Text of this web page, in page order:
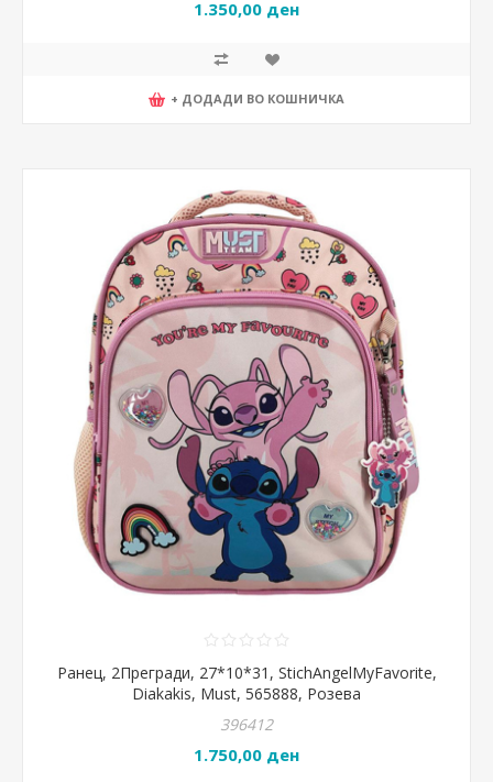
1.350,00 ден
+ ДОДАДИ ВО КОШНИЧКА
Ранец, 2Прегради, 27*10*31, StichAngelMyFavorite,
Diakakis, Must, 565888, Розева
396412
1.750,00 ден